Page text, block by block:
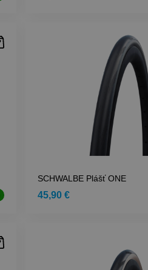
SCHWALBE Plášť ONE
45,90 €